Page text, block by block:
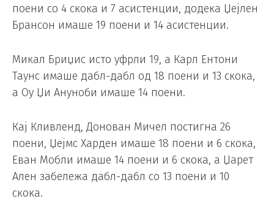
поени со 4 скока и 7 асистенции, додека Џејлен
Брансон имаше 19 поени и 14 асистенции.
Микал Бриџис исто уфрли 19, а Карл Ентони
Таунс имаше дабл-дабл од 18 поени и 13 скока,
а Оу Џи Ануноби имаше 14 поени.
Кај Кливленд, Донован Мичел постигна 26
поени, Џејмс Харден имаше 18 поени и 6 скока,
Еван Мобли имаше 14 поени и 6 скока, а Џарет
Ален забележа дабл-дабл со 13 поени и 10
скока.